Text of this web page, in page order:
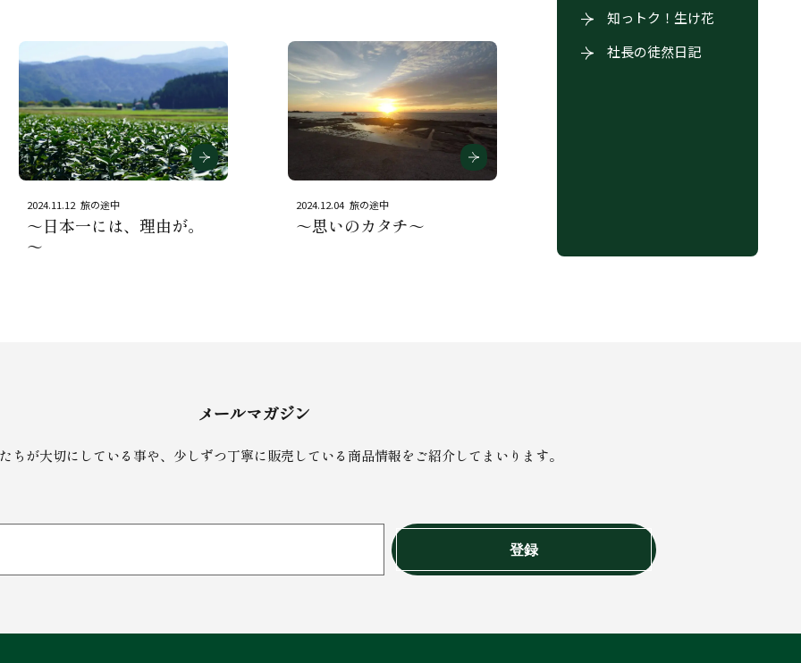
2024.11.12 旅の途中
～日本一には、理由が。
～
2024.12.04 旅の途中
～思いのカタチ～
知っトク！生け花
社長の徒然日記
メールマガジン
ちが大切にしている事や、少しずつ丁寧に販売している商品情報をご紹介してまいります。